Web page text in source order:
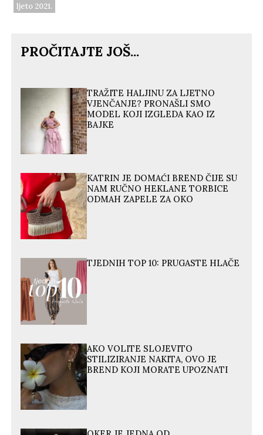
ljeto 2021.
PROČITAJTE JOŠ...
TRAŽITE HALJINU ZA LJETNO
VJENČANJE? PRONAŠLI SMO
MODEL KOJI IZGLEDA KAO IZ
BAJKE
KATRIN JE DOMAĆI BREND ČIJE SU
NAM RUČNO HEKLANE TORBICE
ODMAH ZAPELE ZA OKO
TJEDNIH TOP 10: PRUGASTE HLAČE
AKO VOLITE SLOJEVITO
STILIZIRANJE NAKITA, OVO JE
BREND KOJI MORATE UPOZNATI